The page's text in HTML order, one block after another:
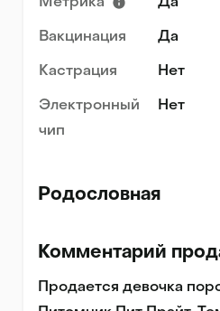
Вакцинация Да
Кастрация Нет
Электронный
чип
Нет
Родословная
Комментарий
Продается девочка